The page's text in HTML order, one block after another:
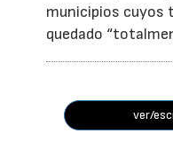
municipios cuyos
quedado
ver/